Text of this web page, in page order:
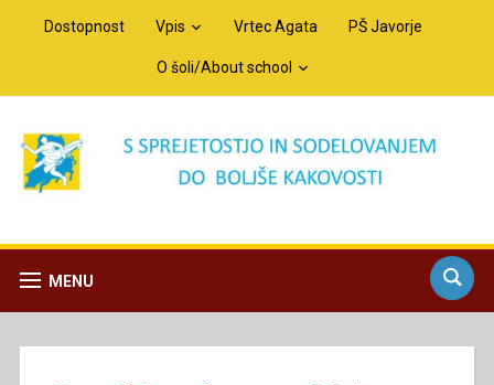
Dostopnost Vpis Vrtec Agata PŠ Javorje
O šoli/About school
MENU